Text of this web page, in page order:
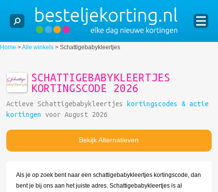
Home >Alle winkels > Schattigebabykleertjes
SCHATTIGEBABYKLEERTJES
KORTINGSCODE 2026
Actieve Schattigebabykleertjes kortingscodes & actie
kortingen
voor August 2026
Bekijk Alternatieven
Als je op zoek bent naar een schattigebabykleertjes kortingscode, dan
bent je bij ons aan het juiste adres. Schattigebabykleertjes is al